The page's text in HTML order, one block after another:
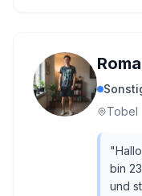
Tobel
"
bin
und